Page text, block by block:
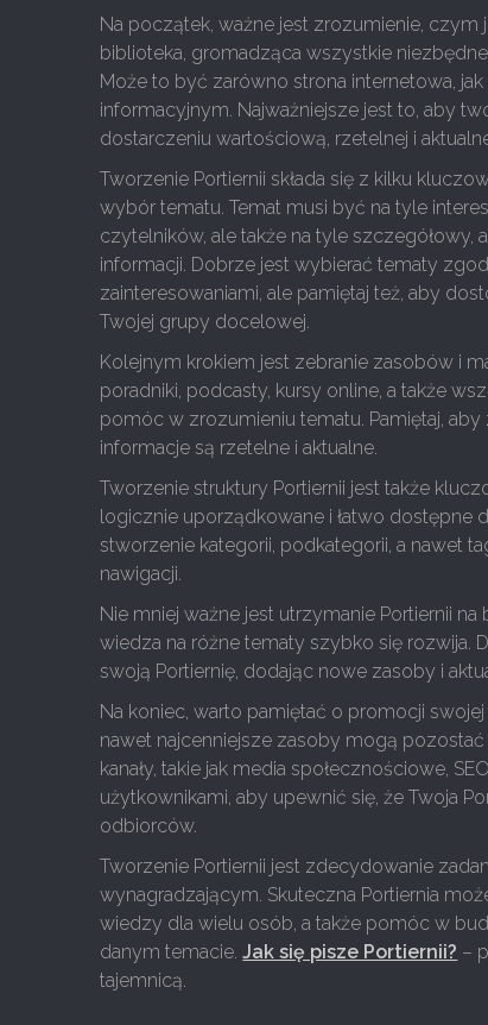
Na początek, ważne jest zrozumienie, czym
biblioteka, gromadząca wszystkie
Może to być zarówno strona internetowa,
informacyjnym. Najważniejsze jest to, aby
dostarczeniu wartościową, rzetelnej i
Tworzenie Portiernii składa się z kilku
wybór tematu. Temat musi być na tyle
czytelników, ale także na tyle
informacji. Dobrze jest wybierać tematy
zainteresowaniami, ale pamiętaj też, aby
Twojej grupy docelowej.
Kolejnym krokiem jest zebranie zasobów i
poradniki, podcasty, kursy online, a także
pomóc w zrozumieniu tematu. Pamiętaj,
informacje są rzetelne i aktualne.
Tworzenie struktury Portiernii jest także
logicznie uporządkowane i łatwo dostępne
stworzenie kategorii, podkategorii, a nawet
nawigacji.
Nie mniej ważne jest utrzymanie Portiernii
wiedza na różne tematy szybko się rozwija.
swoją Portiernię, dodając nowe zasoby i
Na koniec, warto pamiętać o promocji
nawet najcenniejsze zasoby mogą
kanały, takie jak media społecznościowe,
użytkownikami, aby upewnić się, że Twoja
odbiorców.
Tworzenie Portiernii jest zdecydowanie
wynagradzającym. Skuteczna Portiernia
wiedzy dla wielu osób, a także pomóc w
danym temacie.Jak się pisze Portiernii? –
tajemnicą.